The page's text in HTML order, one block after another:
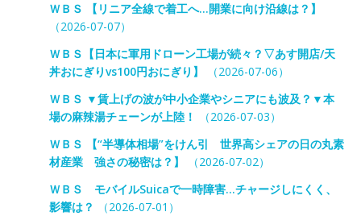
ＷＢＳ 【リニア全線で着工へ…開業に向け沿線は？】
（2026-07-07）
ＷＢＳ【日本に軍用ドローン工場が続々？▽あす開店/天
丼おにぎりvs100円おにぎり】
（2026-07-06）
ＷＢＳ ▼賃上げの波が中小企業やシニアにも波及？▼本
場の麻辣湯チェーンが上陸！
（2026-07-03）
ＷＢＳ 【“半導体相場”をけん引 世界高シェアの日の丸素
材産業 強さの秘密は？】
（2026-07-02）
ＷＢＳ モバイルSuicaで一時障害…チャージしにくく、
影響は？
（2026-07-01）